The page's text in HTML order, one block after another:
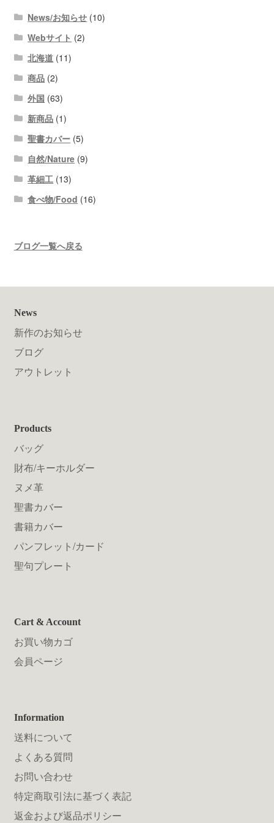
News/お知らせ (10)
Webサイト (2)
北海道 (11)
商品 (2)
外国 (63)
新商品 (1)
聖書カバー (5)
自然/Nature (9)
革細工 (13)
食べ物/Food (16)
ブログ一覧へ戻る
News
新作のお知らせ
ブログ
アウトレット
Products
バッグ
財布/キーホルダー
ヌメ革
聖書カバー
書籍カバー
パンフレット/カード
聖句プレート
Cart & Account
お買い物カゴ
会員ページ
Information
送料について
よくある質問
お問い合わせ
特定商取引法に基づく表記
返金および返品ポリシー